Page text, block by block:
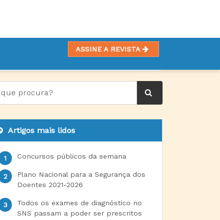
ASSINE A REVISTA
Artigos mais lidos
Concursos públicos da semana
Plano Nacional para a Segurança dos
Doentes 2021-2026
Todos os exames de diagnóstico no
SNS passam a poder ser prescritos